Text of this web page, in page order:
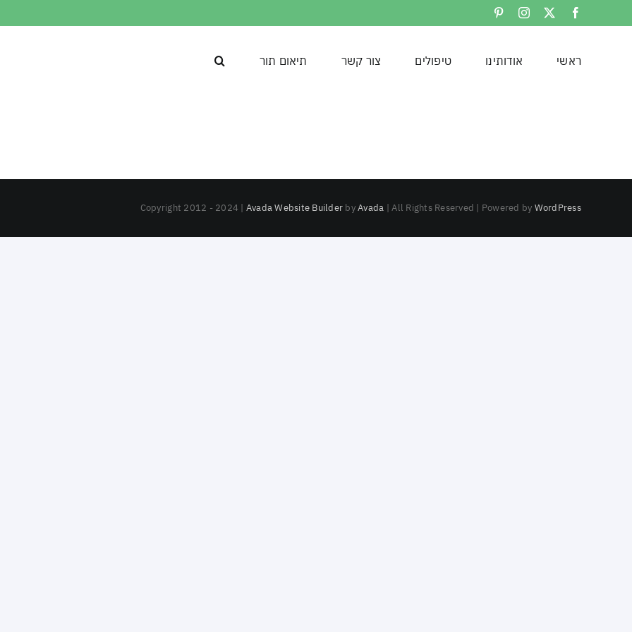
לתוכן
Facebook
X
Instagram
ראשי אודותינו טיפולים צור קשר תיאום תור
Copyright 2012 - 2024 | Avada Website Builder byAvada | All Rights Reserved | Powered by WordPress